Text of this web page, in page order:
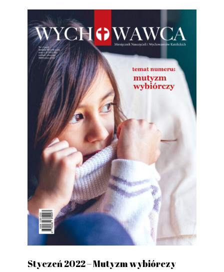
Styczeń 2022 – Mutyzm wybiórczy